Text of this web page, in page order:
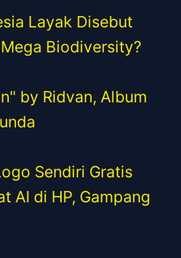
Layak Disebut
Biodiversity?
by Ridvan, Album
Sendiri Gratis
AI di HP, Gampang